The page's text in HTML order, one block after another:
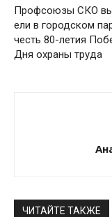
Профсоюзы СКО
ели в городском
честь 80-летия
Дня охраны труда
ЧИТАЙТЕ ТАКЖЕ